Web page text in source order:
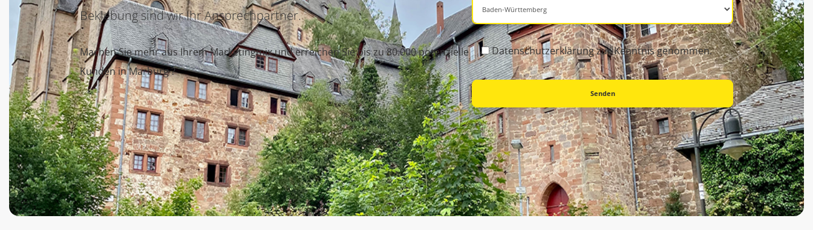
Beklebung sind wir Ihr Ansprechpartner.
Machen Sie mehr aus Ihrem Marketingmix und erreichen Sie bis zu 80.000 potenzielle
Kunden in Marburg ?
Datenschutzerklärung zur Kenntnis genommen.